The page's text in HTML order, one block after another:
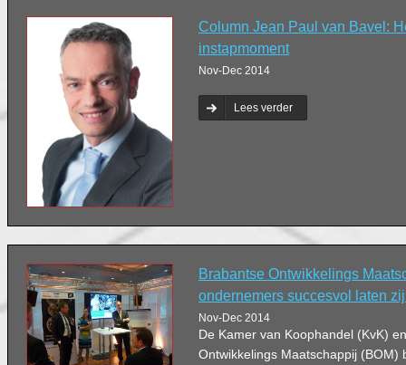
Column Jean Paul van Bavel:
instapmoment
Nov-Dec 2014
Lees verder
Brabantse Ontwikkelings
ondernemers succesvol laten
Nov-Dec 2014
De Kamer van Koophandel (KvK)
Ontwikkelings Maatschappij (BOM)